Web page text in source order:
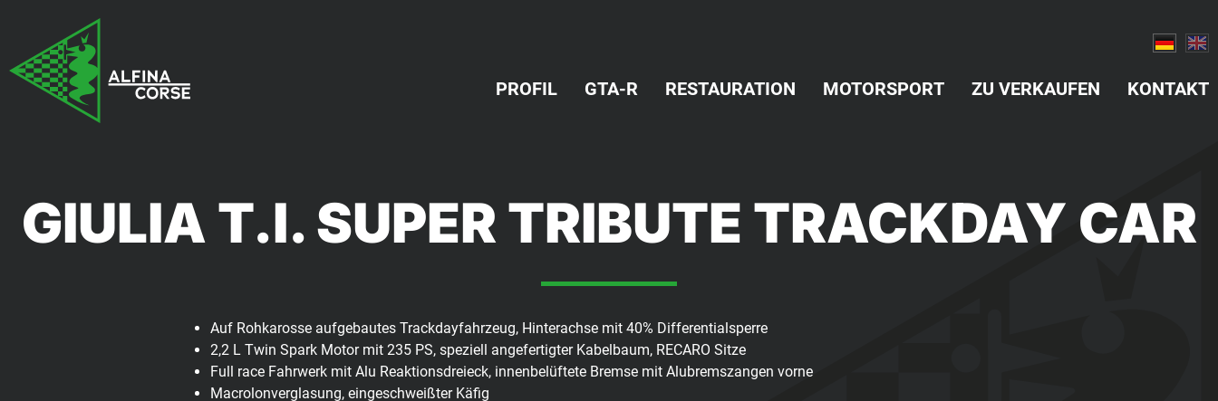
PROFIL GTA-R RESTAURATION MOTORSPORT ZU VERKAUFEN KONTAKT
GIULIA T.I. SUPER TRIBUTE TRACKDAY CAR
Auf Rohkarosse aufgebautes Trackdayfahrzeug, Hinterachse mit 40% Differentialsperre
2,2 L Twin Spark Motor mit 235 PS, speziell angefertigter Kabelbaum, RECARO Sitze
Full race Fahrwerk mit Alu Reaktionsdreieck, innenbelüftete Bremse mit Alubremszangen vorne
Macrolonverglasung, eingeschweißter Käfig